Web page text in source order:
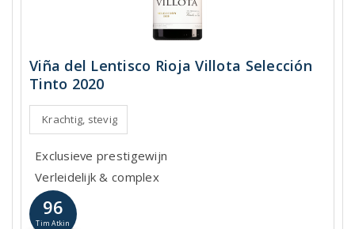
Viña del Lentisco Rioja Villota Selección
Tinto 2020
Krachtig, stevig
Exclusieve prestigewijn
Verleidelijk & complex
96
Tim Atkin